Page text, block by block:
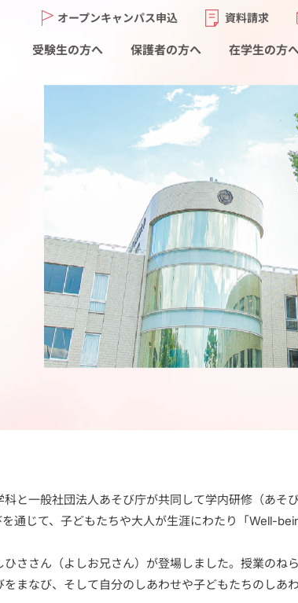
オープンキャンパス申込 資料請求
受験生の方へ 保護者の方へ 在学生の方へ
と一般社団法人あそび庁が共同して学内研修（あそ
通じて、子どもたちや大人が生涯にわたり「Well-
ささん（よしお兄さん）が登場しました。授業のね
まなび、そして自分のしあわせや子どもたちのしあ